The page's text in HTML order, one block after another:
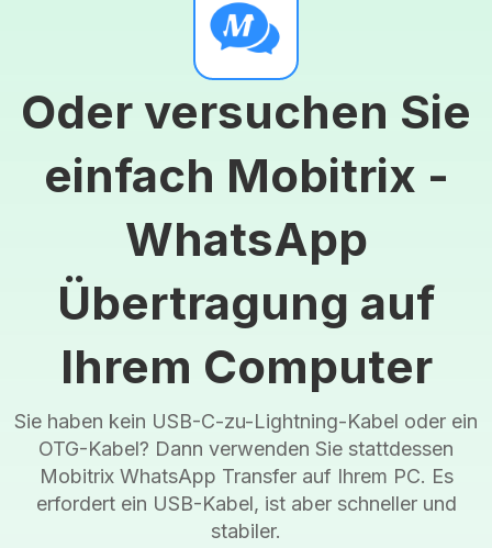
Oder versuchen Sie
einfach Mobitrix -
WhatsApp
Übertragung auf
Ihrem Computer
Sie haben kein USB-C-zu-Lightning-Kabel oder ein
OTG-Kabel? Dann verwenden Sie stattdessen
Mobitrix WhatsApp Transfer auf Ihrem PC. Es
erfordert ein USB-Kabel, ist aber schneller und
stabiler.